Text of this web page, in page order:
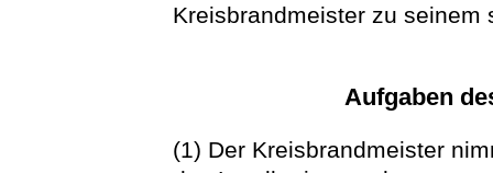
Kreisbrandmeister zu seinem
Aufgaben
(1) Der Kreisbrandmeister